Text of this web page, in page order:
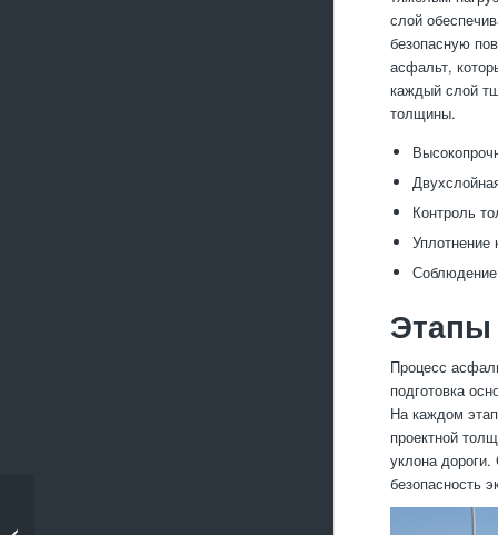
слой
безопасную
асфальт,
каждый слой
толщины.
Контроль
Уплотнение
Этапы
Процесс
подготовка
На каждом
проектной
уклона
безопасность